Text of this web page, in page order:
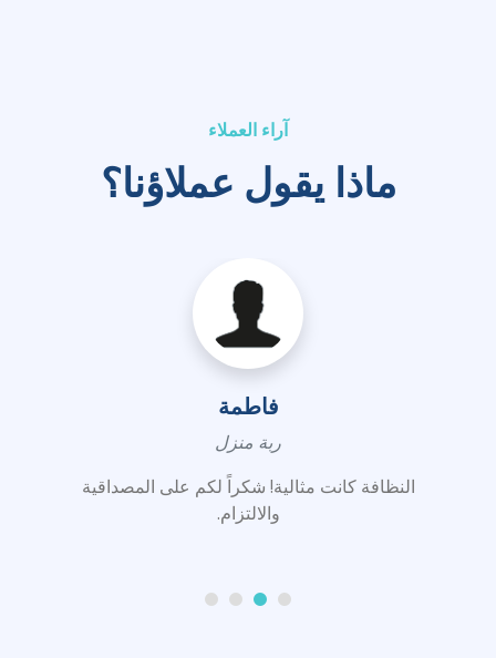
آراء العملاء
ماذا يقول عملاؤنا؟
فاطمة
ربة منزل
النظافة كانت مثالية! شكراً لكم على المصداقية
والالتزام.